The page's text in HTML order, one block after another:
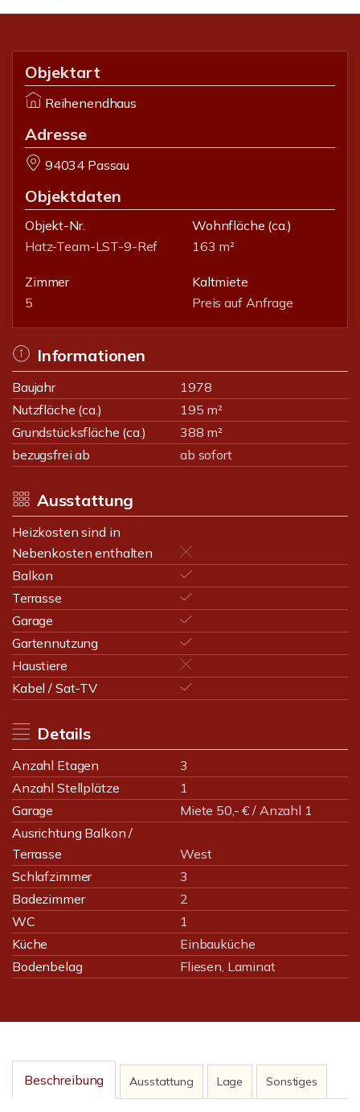
Objektart
Reihenendhaus
Adresse
94034 Passau
Objektdaten
Objekt-Nr.
Hatz-Team-LST-9-Ref
Wohnfläche (ca.)
163 m²
Zimmer
5
Kaltmiete
Preis auf Anfrage
Informationen
Baujahr
1978
Nutzfläche (ca.)
195 m²
Grundstücksfläche (ca.)
388 m²
bezugsfrei ab
ab sofort
Ausstattung
Heizkosten sind in
Nebenkosten enthalten
Balkon
Terrasse
Garage
Gartennutzung
Haustiere
Kabel / Sat-TV
Details
Anzahl Etagen
3
Anzahl Stellplätze
1
Garage
Miete 50,- € / Anzahl 1
Ausrichtung Balkon /
Terrasse
West
Schlafzimmer
3
Badezimmer
2
WC
1
Küche
Einbauküche
Bodenbelag
Fliesen, Laminat
Beschreibung Ausstattung Lage Sonstiges